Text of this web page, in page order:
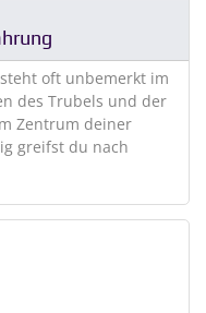
oft unbemerkt im
des Trubels und der
Zentrum deiner
greifst du nach